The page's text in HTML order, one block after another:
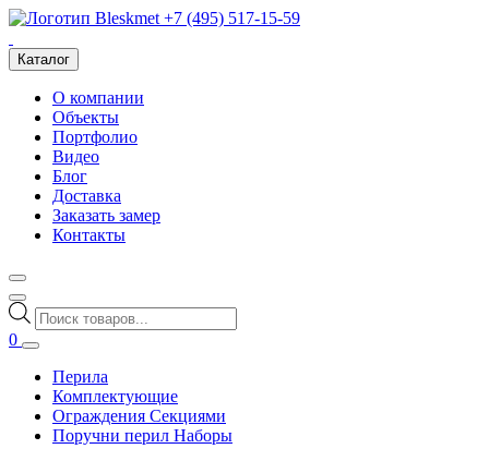
+7 (495) 517-15-59
Каталог
О компании
Объекты
Портфолио
Видео
Блог
Доставка
Заказать замер
Контакты
Поиск
товаров
0
Перила
Комплектующие
Ограждения Секциями
Поручни перил Наборы